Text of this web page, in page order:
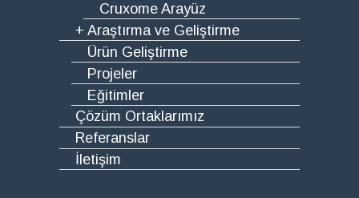
Cruxome Arayüz
+ Araştırma ve Geliştirme
Ürün Geliştirme
Projeler
Eğitimler
Çözüm Ortaklarımız
Referanslar
İletişim